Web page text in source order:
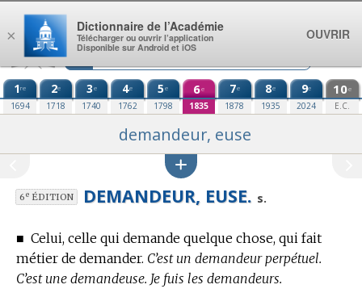
Aller au contenu
1re
1694
2e
1718
3e
1740
4e
1762
5e
1798
6e
1835
7e
1878
8e
1935
9e
2024
10e
E.C.
demandeur, euse
6eÉDITION DEMANDEUR, EUSE. s.
■ Celui, celle qui demande quelque chose, qui fait
métier de demander. C’est un demandeur perpétuel.
C’est une demandeuse. Je fuis les demandeurs.
×
Dictionnaire de l’Académie
Télécharger ou ouvrir l’application
Disponible sur Android et iOS
OUVRIR